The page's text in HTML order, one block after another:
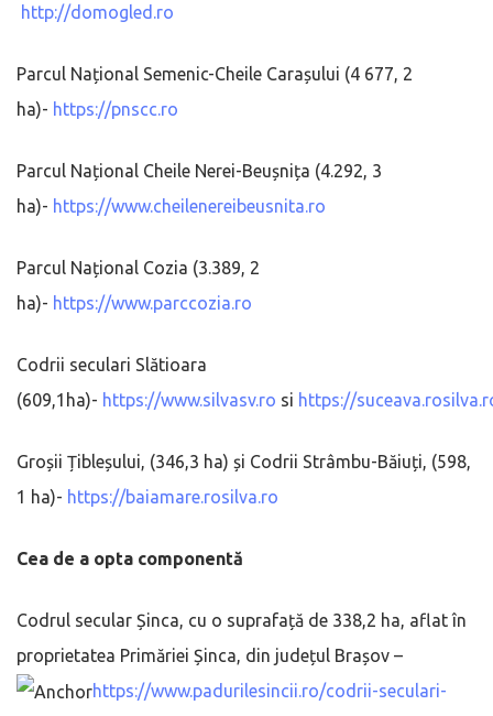
http://domogled.ro
Parcul Național Semenic-Cheile Carașului (4 677, 2
ha)- https://pnscc.ro
Parcul Național Cheile Nerei-Beușnița (4.292, 3
ha)- https://www.cheilenereibeusnita.ro
Parcul Național Cozia (3.389, 2
ha)- https://www.parccozia.ro
Codrii seculari Slătioara
(609,1ha)- https://www.silvasv.ro si https://
Groșii Țibleșului, (346,3 ha) și Codrii Strâmbu-Băiuți, (598,
1 ha)- https://baiamare.rosilva.ro
Cea de a opta componentă
Codrul secular Șinca, cu o suprafață de 338,2 ha, aflat în
proprietatea Primăriei Șinca, din județul Brașov –
https://www.padurilesincii.ro/codrii-seculari-